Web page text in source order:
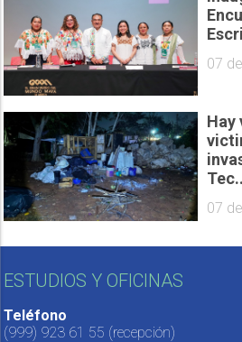
07
Hay
07
ESTUDIOS Y OFICINAS
Teléfono
(999) 923 61 55 (recepción)